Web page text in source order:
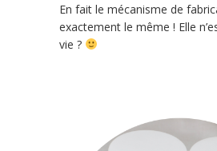
En fait le mécanisme de
exactement le même ! Elle
vie ?